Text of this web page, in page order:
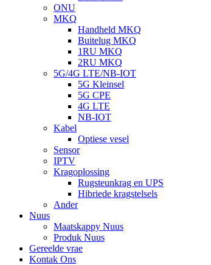
ONU
MKQ
Handheld MKQ
Buitelug MKQ
1RU MKQ
2RU MKQ
5G/4G LTE/NB-IOT
5G Kleinsel
5G CPE
4G LTE
NB-IOT
Kabel
Optiese vesel
Sensor
IPTV
Kragoplossing
Rugsteunkrag en UPS
Hibriede kragstelsels
Ander
Nuus
Maatskappy Nuus
Produk Nuus
Gereelde vrae
Kontak Ons